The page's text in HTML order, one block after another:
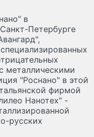
в
Петербурге
металлическими
"Роснано" в этой
фирмой
Нанотех" -
русских